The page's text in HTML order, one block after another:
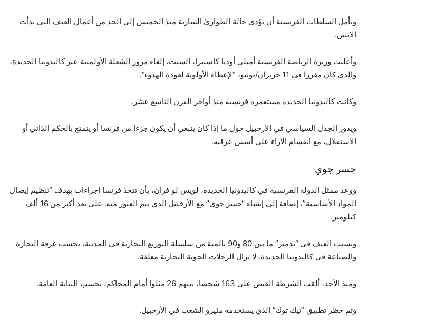
وتأمل السلطات الفرنسية أن تؤدي حالة الطوارئ السارية منذ الخميس إلى الحد من أعمال العنف التي بدأت
الاثنين.
وأعلنت وزيرة الرياضة الفرنسية أميلي أوديا كاستيرا، السبت، إلغاء مرور الشعلة الأولمبية عبر كاليدونيا الجديدة،
والذي كان مقررا في 11 حزيران/يونيو، “لإعطاء الأولوية لعودة الهدوء”.
وكانت كاليدونيا الجديدة مستعمرة فرنسية منذ أواخر القرن التاسع عشر.
ويدور الجدل السياسي في الأرخبيل حول ما إذا كان ينبغي أن يكون جزءا من فرنسا أو يتمتع بالحكم الذاتي أو
الاستقلال، مع انقسام الآراء على أسس عرقية.
جسر جوي
ووعد ممثل الدولة الفرنسية في كاليدونيا الجديدة، لويس لو فران، بأن تتخذ فرنسا إجراءات بهدف “تنظيم إيصال
المواد الأساسية”، إضافة إلى إنشاء “جسر جوي” مع الأرخبيل الذي يتم العبور منه. على بعد أكثر من 16 ألف
كيلومتر.
وتسبب العنف في “تدمير” ما بين 80 و90 بالمئة من سلسلة التوزيع التجارية في المدينة، بحسب غرفة التجارة
والصناعة في كاليدونيا الجديدة. لا تزال الرحلات الجوية التجارية معلقة.
ومنذ الأحد، ألقت الشرطة القبض على 163 شخصا، بينهم 26 مثلوا أمام المحاكم، بحسب النيابة العامة.
وتم حظر تطبيق “تيك توك” الذي يستخدمه مثيرو الشغب في الأرخبيل.